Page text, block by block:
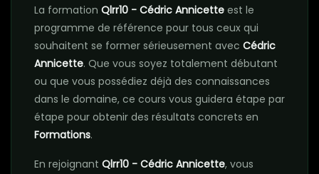
La formation Qlrr10 - Cédric Annicette est le
programme de référence pour tous ceux qui
souhaitent se former sérieusement avec Cédric
Annicette. Que vous soyez totalement débutant
ou que vous possédiez déjà des connaissances
dans le domaine, ce cours vous guidera étape par
étape pour obtenir des résultats concrets en
Formations.
En rejoignant Qlrr10 - Cédric Annicette, vous